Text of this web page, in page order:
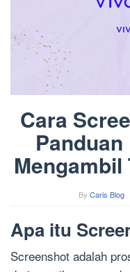
Cara
Mengambil
By Caris Blog
Apa itu
Screenshot adalah